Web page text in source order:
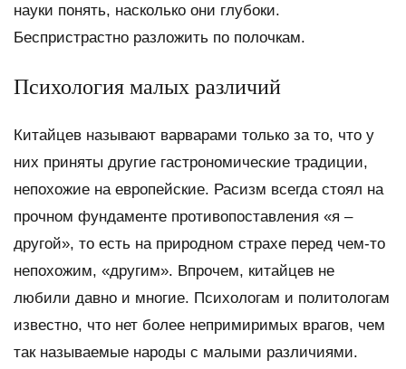
науки понять, насколько они глубоки.
Беспристрастно разложить по полочкам.
Психология малых различий
Китайцев называют варварами только за то, что у
них приняты другие гастрономические традиции,
непохожие на европейские. Расизм всегда стоял на
прочном фундаменте противопоставления «я –
другой», то есть на природном страхе перед чем-то
непохожим, «другим». Впрочем, китайцев не
любили давно и многие. Психологам и политологам
известно, что нет более непримиримых врагов, чем
так называемые народы с малыми различиями.